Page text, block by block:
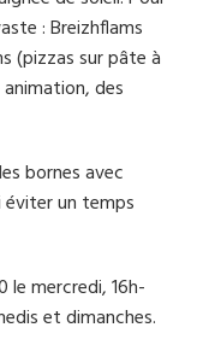
: Breizhflams
(pizzas sur pâte à
des
les bornes avec
éviter un temps
le mercredi, 16h-
et dimanches.